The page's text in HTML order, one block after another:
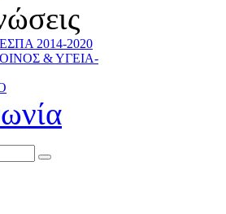
2014-2020
& ΥΓΕΙΑ-